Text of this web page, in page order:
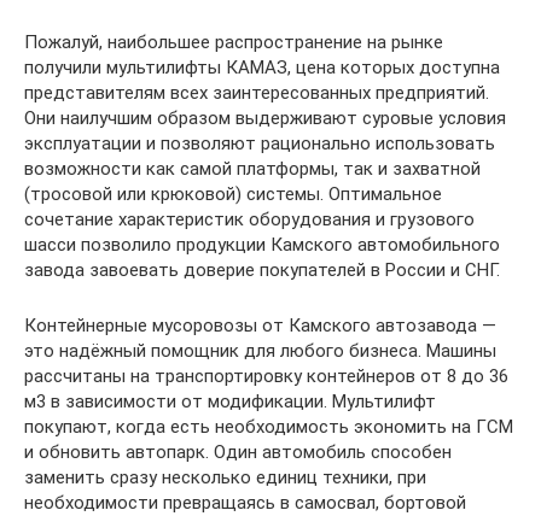
Пожалуй, наибольшее распространение на рынке
получили мультилифты КАМАЗ, цена которых доступна
представителям всех заинтересованных предприятий.
Они наилучшим образом выдерживают суровые условия
эксплуатации и позволяют рационально использовать
возможности как самой платформы, так и захватной
(тросовой или крюковой) системы. Оптимальное
сочетание характеристик оборудования и грузового
шасси позволило продукции Камского автомобильного
завода завоевать доверие покупателей в России и СНГ.
Контейнерные мусоровозы от Камского автозавода —
это надёжный помощник для любого бизнеса. Машины
рассчитаны на транспортировку контейнеров от 8 до 36
м3 в зависимости от модификации. Мультилифт
покупают, когда есть необходимость экономить на ГСМ
и обновить автопарк. Один автомобиль способен
заменить сразу несколько единиц техники, при
необходимости превращаясь в самосвал, бортовой